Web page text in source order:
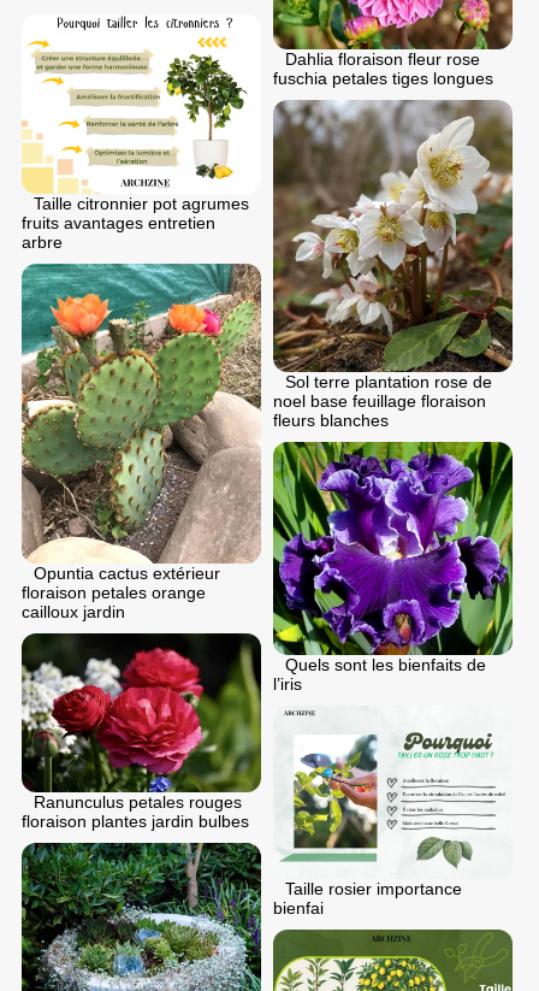
Dahlia floraison fleur rose
fuschia petales tiges longues
Taille citronnier pot agrumes
fruits avantages entretien
arbre
Sol terre plantation rose de
noel base feuillage floraison
fleurs blanches
Opuntia cactus extérieur
floraison petales orange
cailloux jardin
Quels sont les bienfaits de
l’iris
Ranunculus petales rouges
floraison plantes jardin bulbes
Taille rosier importance
bienfai